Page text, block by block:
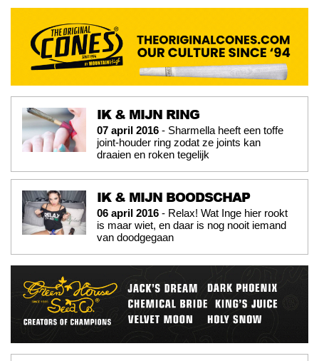
IK & MIJN RING
07 april 2016 - Sharmella heeft een toffe
joint-houder ring zodat ze joints kan
draaien en roken tegelijk
IK & MIJN BOODSCHAP
06 april 2016 - Relax! Wat Inge hier rookt
is maar wiet, en daar is nog nooit iemand
van doodgegaan